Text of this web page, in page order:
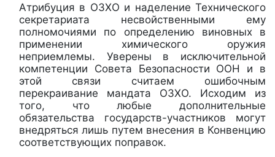
Атрибуция в ОЗХО и наделение Технического
секретариата несвойственными ему
полномочиями по определению виновных в
применении химического оружия
неприемлемы. Уверены в исключительной
компетенции Совета Безопасности ООН и в
этой связи считаем ошибочным
перекраивание мандата ОЗХО. Исходим из
того, что любые дополнительные
обязательства государств-участников могут
внедряться лишь путем внесения в Конвенцию
соответствующих поправок.